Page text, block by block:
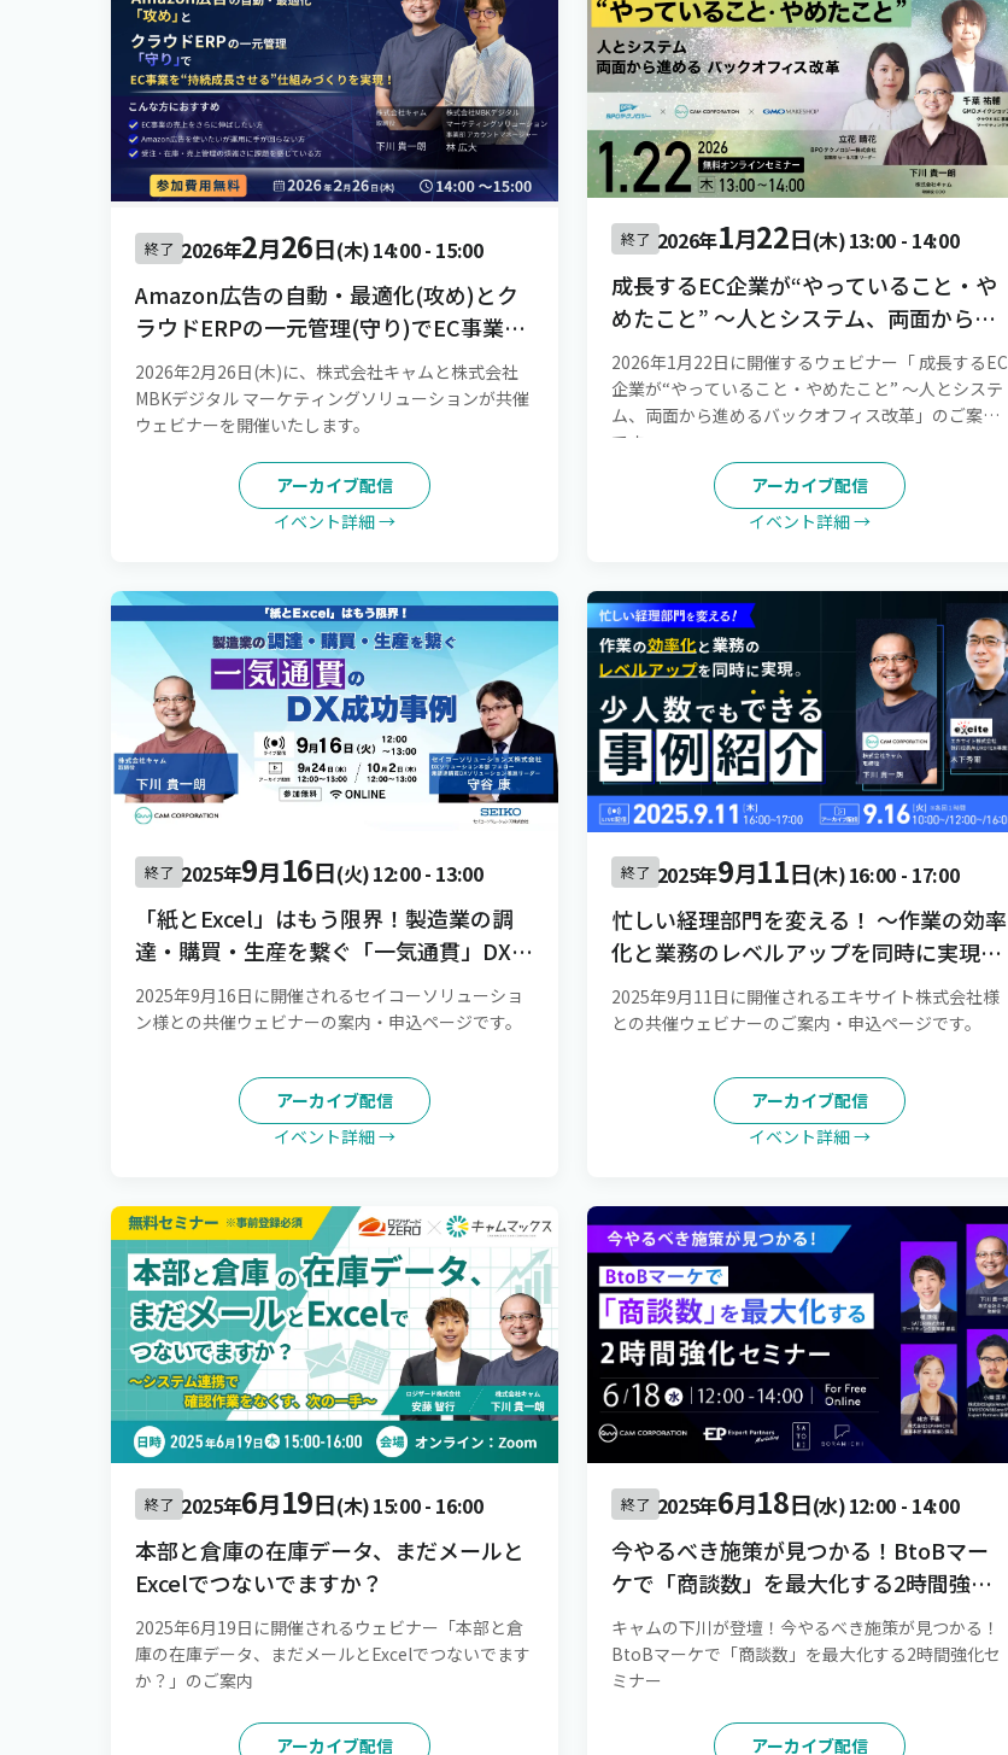
終了 2026年2月26日(木)14:00- 15:00
Amazon広告の自動・最適化(攻め)とク
ラウドERPの一元管理(守り)でEC事業
を“持続成長させる”仕組みづくりを実
現！[録画配信]
2026年2月26日(木)に、株式会社キャムと株式会社
MBKデジタル マーケティングソリューションが共催
ウェビナーを開催いたします。
アーカイブ配信
イベント詳細 →
終了 2026年1月22日(木)13:00- 14:00
成長するEC企業が“やっていること・や
めたこと” 〜人とシステム、両面から進
めるバックオフィス改革
2026年1月22日に開催するウェビナー「 成長するEC
企業が“やっていること・やめたこと” 〜人とシステ
ム、両面から進めるバックオフィス改革」のご案内
です。
アーカイブ配信
イベント詳細 →
終了 2025年9月16日(火)12:00- 13:00
「紙とExcel」はもう限界！製造業の調
達・購買・生産を繋ぐ「一気通貫」DX成
功事例
2025年9月16日に開催されるセイコーソリューショ
ン様との共催ウェビナーの案内・申込ページです。
アーカイブ配信
イベント詳細 →
終了 2025年9月11日(木)16:00- 17:00
忙しい経理部門を変える！ 〜作業の効率
化と業務のレベルアップを同時に実現。
少人数でもできる事例紹介〜
2025年9月11日に開催されるエキサイト株式会社様
との共催ウェビナーのご案内・申込ページです。
アーカイブ配信
イベント詳細 →
終了 2025年6月19日(木)15:00- 16:00
本部と倉庫の在庫データ、まだメールと
Excelでつないでますか？
2025年6月19日に開催されるウェビナー「本部と倉
庫の在庫データ、まだメールとExcelでつないでます
か？」のご案内
アーカイブ配信
終了 2025年6月18日(水)12:00- 14:00
今やるべき施策が見つかる！BtoBマー
ケで「商談数」を最大化する2時間強化
セミナー
キャムの下川が登壇！今やるべき施策が見つかる！
BtoBマーケで「商談数」を最大化する2時間強化セ
ミナー
アーカイブ配信